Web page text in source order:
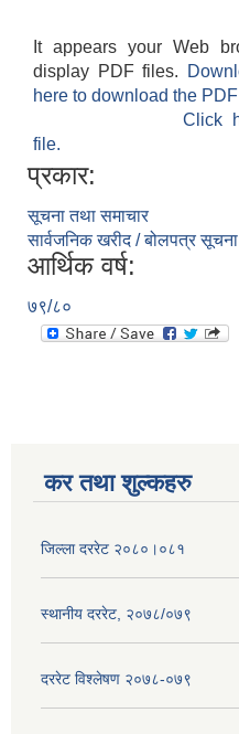
It appears your Web
display PDF files.
here to download the
Click
file.
प्रकार:
सूचना तथा समाचार
सार्वजनिक खरीद / बोलपत्र सूचना
आर्थिक वर्ष:
७९/८०
कर तथा शुल्कहरु
जिल्ला दररेट २०८०।०८१
स्थानीय दररेट, २०७८/०७९
दररेट विश्लेषण २०७८-०७९